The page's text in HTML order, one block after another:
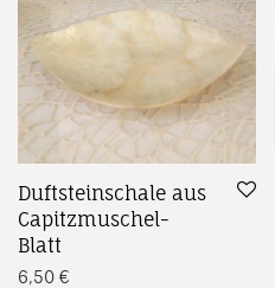
Duftsteinschale aus
Capitzmuschel-
Blatt
6,50 €